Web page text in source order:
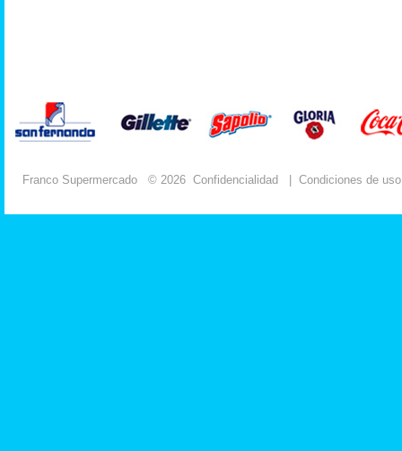
Franco Supermercado © 2026 Confidencialidad Condiciones de uso